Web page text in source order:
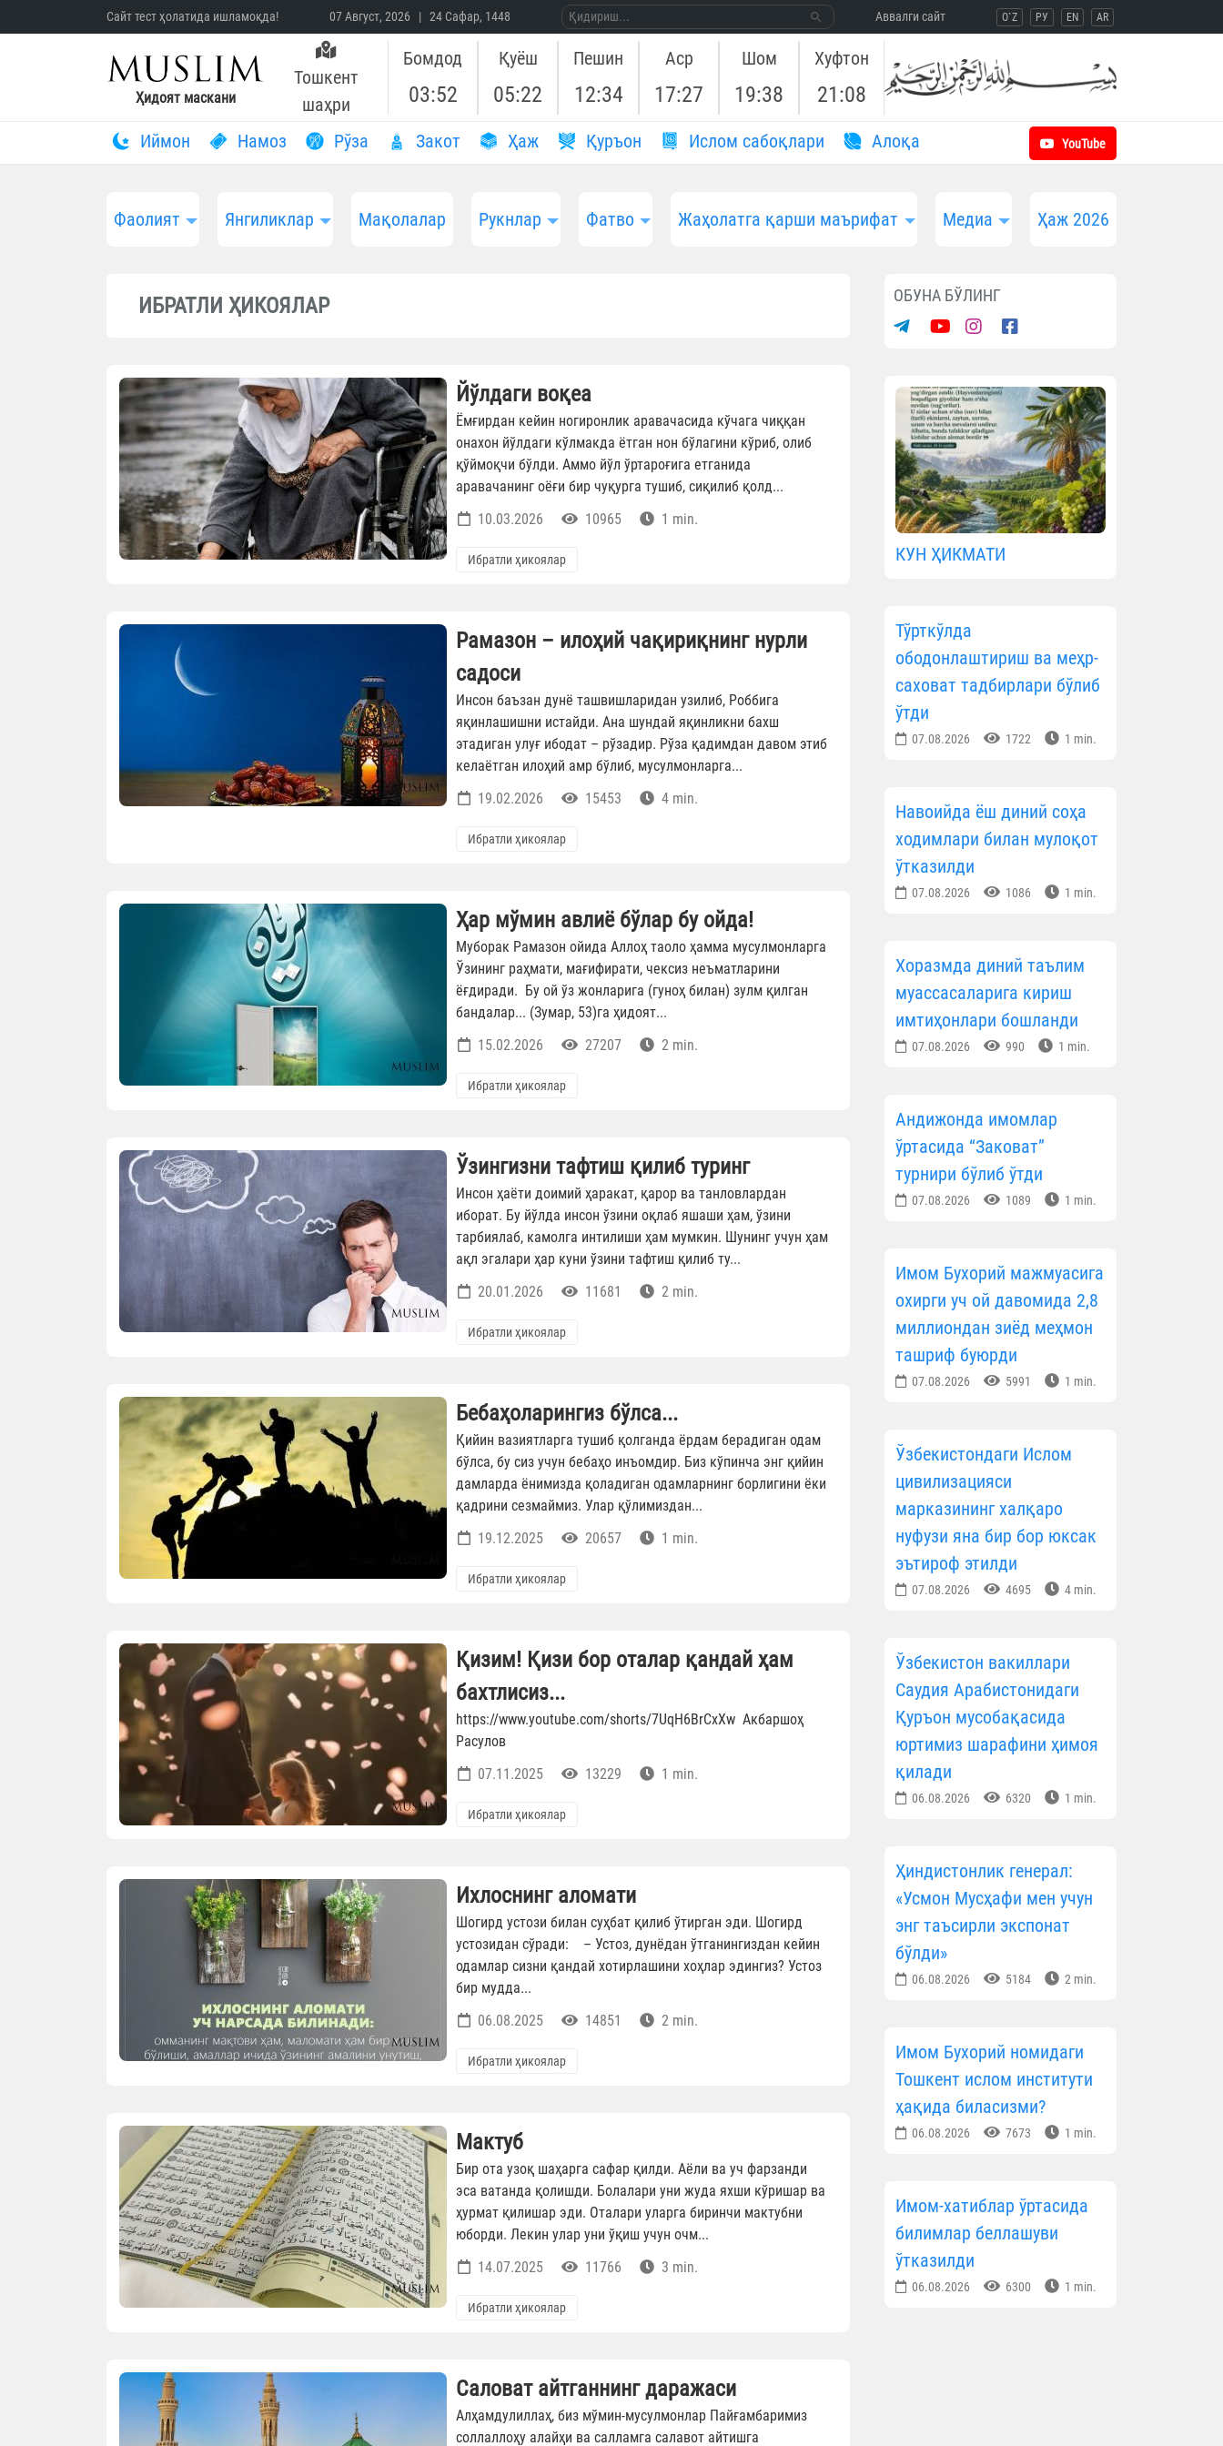
Сайт тест ҳолатида ишламоқда! 07 Август, 2026 | 24 Сафар, 1448 Aввалги сайт O`Z РУ EN AR
Ҳидоят маскани
Тошкент
шаҳри
Бомдод
03:52
Қуёш
05:22
Пешин
12:34
Аср
17:27
Шом
19:38
Хуфтон
21:08
Иймон Намоз Рўза Закот Ҳаж Қуръон Ислом сабоқлари Aлоқа YouTube
Фаолият Янгиликлар Мақолалар Рукнлар Фатво Жаҳолатга қарши маърифат Медиа Ҳаж 2026
ИБРАТЛИ ҲИКОЯЛАР
Йўлдаги воқеа
Ёмғирдан кейин ногиронлик аравачасида кўчага чиққан
онахон йўлдаги кўлмакда ётган нон бўлагини кўриб, олиб
қўймоқчи бўлди. Аммо йўл ўртароғига етганида
аравачанинг оёғи бир чуқурга тушиб, сиқилиб қолд...
10.03.2026
10965 1 min.
Ибратли ҳикоялар
Рамазон – илоҳий чақириқнинг нурли
садоси
Инсон баъзан дунё ташвишларидан узилиб, Роббига
яқинлашишни истайди. Ана шундай яқинликни бахш
этадиган улуғ ибодат – рўзадир. Рўза қадимдан давом этиб
келаётган илоҳий амр бўлиб, мусулмонларга...
19.02.2026
15453 4 min.
Ибратли ҳикоялар
Ҳар мўмин авлиё бўлар бу ойда!
Муборак Рамазон ойида Аллоҳ таоло ҳамма мусулмонларга
Ўзининг раҳмати, мағифирати, чексиз неъматларини
ёғдиради. Бу ой ўз жонларига (гуноҳ билан) зулм қилган
бандалар... (Зумар, 53)га ҳидоят...
15.02.2026
27207 2 min.
Ибратли ҳикоялар
Ўзингизни тафтиш қилиб туринг
Инсон ҳаёти доимий ҳаракат, қарор ва танловлардан
иборат. Бу йўлда инсон ўзини оқлаб яшаши ҳам, ўзини
тарбиялаб, камолга интилиши ҳам мумкин. Шунинг учун ҳам
ақл эгалари ҳар куни ўзини тафтиш қилиб ту...
20.01.2026
11681 2 min.
Ибратли ҳикоялар
Бебаҳоларингиз бўлса...
Қийин вазиятларга тушиб қолганда ёрдам берадиган одам
бўлса, бу сиз учун бебаҳо инъомдир. Биз кўпинча энг қийин
дамларда ёнимизда қоладиган одамларнинг борлигини ёки
қадрини сезмаймиз. Улар қўлимиздан...
19.12.2025
20657 1 min.
Ибратли ҳикоялар
Қизим! Қизи бор оталар қандай ҳам
бахтлисиз...
https://www.youtube.com/shorts/7UqH6BrCxXw Акбаршоҳ
Расулов
07.11.2025
13229 1 min.
Ибратли ҳикоялар
Ихлоснинг аломати
Шогирд устози билан суҳбат қилиб ўтирган эди. Шогирд
устозидан сўради: – Устоз, дунёдан ўтганингиздан кейин
одамлар сизни қандай хотирлашини хоҳлар эдингиз? Устоз
бир мудда...
06.08.2025
14851 2 min.
Ибратли ҳикоялар
Мактуб
Бир ота узоқ шаҳарга сафар қилди. Аёли ва уч фарзанди
эса ватанда қолишди. Болалари уни жуда яхши кўришар ва
ҳурмат қилишар эди. Оталари уларга биринчи мактубни
юборди. Лекин улар уни ўқиш учун очм...
14.07.2025
11766 3 min.
Ибратли ҳикоялар
Саловат айтганнинг даражаси
Алҳамдулиллаҳ, биз мўмин-мусулмонлар Пайғамбаримиз
соллаллоҳу алайҳи ва салламга салавот айтишга
ОБУНА БЎЛИНГ
КУН ҲИКМАТИ
Тўрткўлда
ободонлаштириш ва меҳр-
саховат тадбирлари бўлиб
ўтди
07.08.2026 1722 1 min.
Навоийда ёш диний соҳа
ходимлари билан мулоқот
ўтказилди
07.08.2026 1086 1 min.
Хоразмда диний таълим
муассасаларига кириш
имтиҳонлари бошланди
07.08.2026 990 1 min.
Андижонда имомлар
ўртасида “Заковат”
турнири бўлиб ўтди
07.08.2026 1089 1 min.
Имом Бухорий мажмуасига
охирги уч ой давомида 2,8
миллиондан зиёд меҳмон
ташриф буюрди
07.08.2026 5991 1 min.
Ўзбекистондаги Ислом
цивилизацияси
марказининг халқаро
нуфузи яна бир бор юксак
эътироф этилди
07.08.2026 4695 4 min.
Ўзбекистон вакиллари
Саудия Арабистонидаги
Қуръон мусобақасида
юртимиз шарафини ҳимоя
қилади
06.08.2026 6320 1 min.
Ҳиндистонлик генерал:
«Усмон Мусҳафи мен учун
энг таъсирли экспонат
бўлди»
06.08.2026 5184 2 min.
Имом Бухорий номидаги
Тошкент ислом институти
ҳақида биласизми?
06.08.2026 7673 1 min.
Имом-хатиблар ўртасида
билимлар беллашуви
ўтказилди
06.08.2026 6300 1 min.